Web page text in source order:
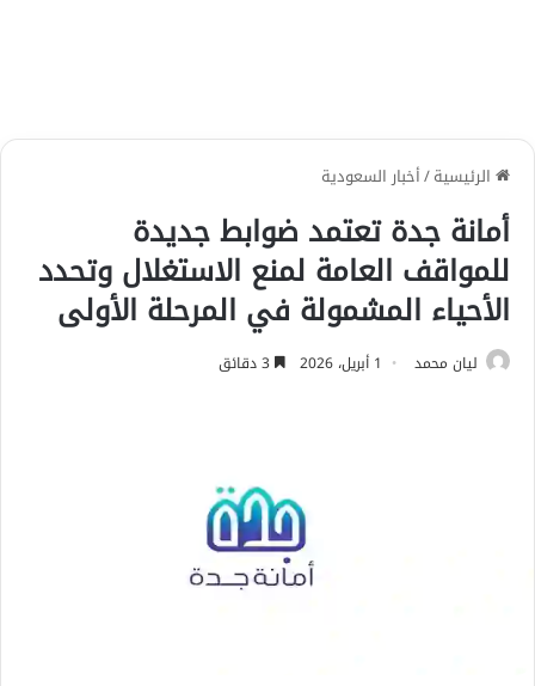
الرئيسية/أخبار السعودية
أمانة جدة تعتمد ضوابط جديدة
للمواقف العامة لمنع الاستغلال وتحدد
الأحياء المشمولة في المرحلة الأولى
ليان محمد 1 أبريل، 2026